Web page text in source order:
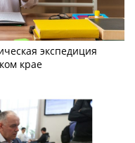
экспедиция
крае